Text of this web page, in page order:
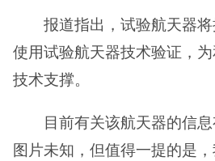
报道指出，试验航天器
使用试验航天器技术验证，
技术支撑。
目前有关该航天器的信
图片未知，但值得一提的是